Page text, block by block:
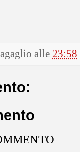
alle 23:58